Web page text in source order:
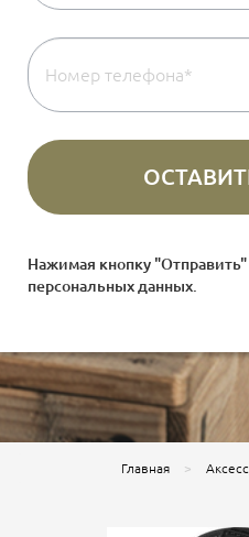
Нажимая кнопку "Отправить"
персональных данных
Главная